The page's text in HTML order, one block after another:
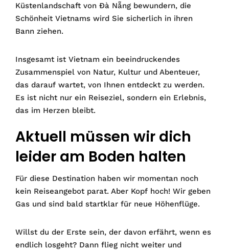
Küstenlandschaft von Đà Nẵng bewundern, die
Schönheit Vietnams wird Sie sicherlich in ihren
Bann ziehen.
Insgesamt ist Vietnam ein beeindruckendes
Zusammenspiel von Natur, Kultur und Abenteuer,
das darauf wartet, von Ihnen entdeckt zu werden.
Es ist nicht nur ein Reiseziel, sondern ein Erlebnis,
das im Herzen bleibt.
Aktuell müssen wir dich
leider am Boden halten
Für diese Destination haben wir momentan noch
kein Reiseangebot parat. Aber Kopf hoch! Wir geben
Gas und sind bald startklar für neue Höhenflüge.
Willst du der Erste sein, der davon erfährt, wenn es
endlich losgeht? Dann flieg nicht weiter und